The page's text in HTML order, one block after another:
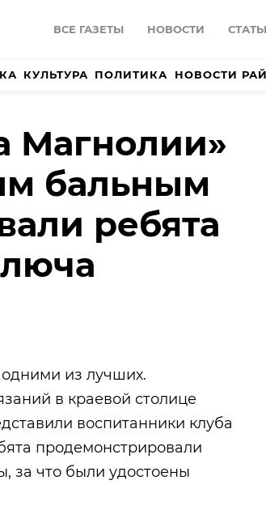
ВСЕ ГАЗЕТЫ НОВОСТИ
КУЛЬТУРА ПОЛИТИКА НОВОСТИ
Магнолии»
бальным
ребята
одними из лучших.
в краевой столице
воспитанники клуба
продемонстрировали
за что были удостоены